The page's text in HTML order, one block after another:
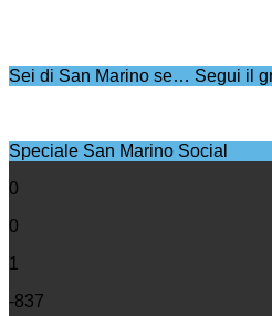
Sei di San Marino se… Segui il
Speciale San Marino Social
0
0
1
-837